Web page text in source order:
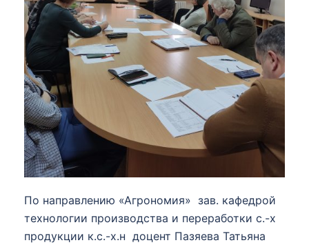
По направлению «Агрономия» зав. кафедрой
технологии производства и переработки с.-х
продукции к.с.-х.н доцент Пазяева Татьяна